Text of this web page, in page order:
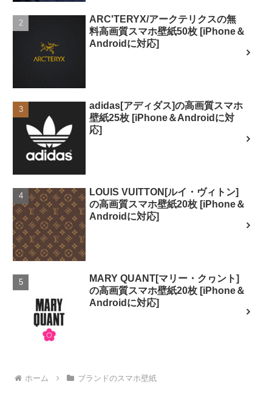
ARC'TERYX/アークテリクスの無
料高画質スマホ壁紙50枚 [iPhone＆
Androidに対応]
adidas[アディダス]の高画質スマホ
壁紙25枚 [iPhone＆Androidに対
応]
LOUIS VUITTON[ルイ・ヴィトン]
の高画質スマホ壁紙20枚 [iPhone＆
Androidに対応]
MARY QUANT[マリー・クヮント]
の高画質スマホ壁紙20枚 [iPhone＆
Androidに対応]
ホーム ブランドのスマホ壁紙